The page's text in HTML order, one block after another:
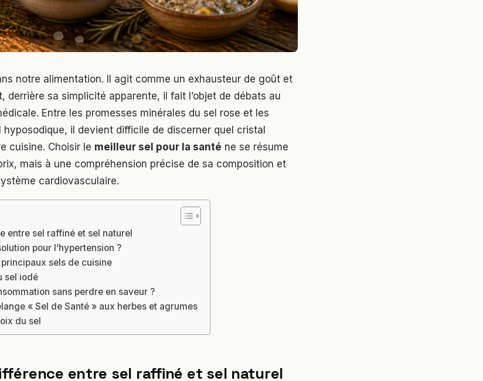
notre alimentation. Il agit comme un exhausteur de goût et
derrière sa simplicité apparente, il fait l’objet de débats au
Entre les promesses minérales du sel rose et les
il devient difficile de discerner quel cristal
cuisine. Choisir le meilleur sel pour la santé ne se résume
mais à une compréhension précise de sa composition et
cardiovasculaire.
entre sel raffiné et sel naturel
pour l’hypertension ?
sels de cuisine
sel iodé
sans perdre en saveur ?
« Sel de Santé » aux herbes et agrumes
du sel
entre sel raffiné et sel naturel